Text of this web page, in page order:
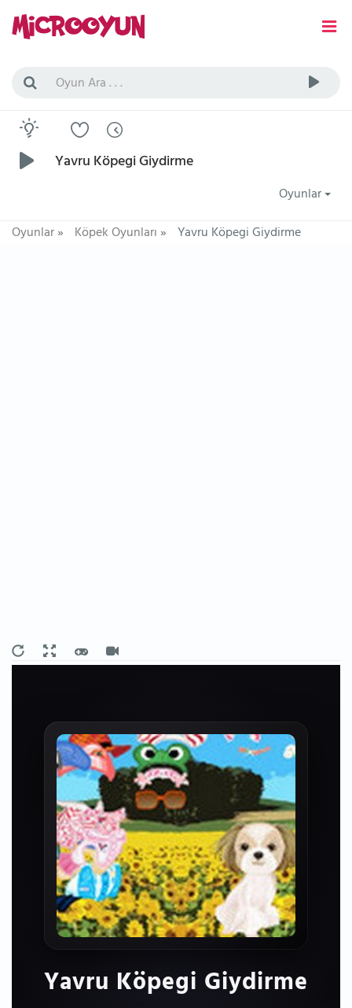
Yavru Köpegi Giydirme
Oyunlar
Oyunlar» Köpek Oyunları» Yavru Köpegi Giydirme
Yavru Köpegi Giydirme